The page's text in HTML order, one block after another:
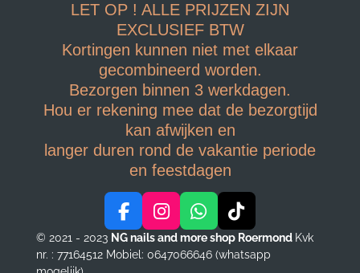
LET OP ! ALLE PRIJZEN ZIJN
EXCLUSIEF BTW
Kortingen kunnen niet met elkaar
gecombineerd worden.
Bezorgen binnen 3 werkdagen.
Hou er rekening mee dat de bezorgtijd
kan afwijken en
langer duren rond de vakantie periode
en feestdagen
F
a
c
I
n
s
W
h
a
T
i
k
© 2021 - 2023 NG nails and more shop Roermond Kvk
nr. : 77164512 Mobiel: 0647066646 (whatsapp